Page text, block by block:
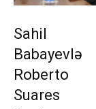
Sahil
Babayevlə
Roberto
Suares